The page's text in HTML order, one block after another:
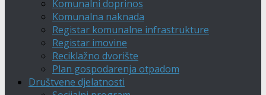
Komunalni doprinos
Komunalna naknada
Registar komunalne infrastrukture
Registar imovine
Reciklažno dvorište
Plan gospodarenja otpadom
Društvene djelatnosti